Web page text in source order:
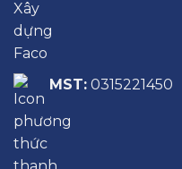
MST: 0315221450